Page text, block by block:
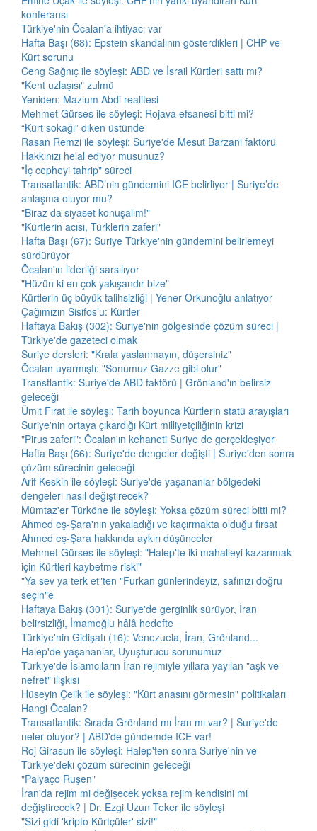
konferansı
Türkiye'nin Öcalan'a ihtiyacı var
Hafta Başı (68): Epstein skandalının gösterdikleri | CHP ve
Kürt sorunu
Ceng Sağnıç ile söyleşi: ABD ve İsrail Kürtleri sattı mı?
"Kent uzlaşısı" zulmü
Yeniden: Mazlum Abdi realitesi
Mehmet Gürses ile söyleşi: Rojava efsanesi bitti mi?
“Kürt sokağı” diken üstünde
Rasan Remzi ile söyleşi: Suriye'de Mesut Barzani faktörü
Hakkınızı helal ediyor musunuz?
"İç cepheyi tahrip" süreci
Transatlantik: ABD’nin gündemini ICE belirliyor | Suriye’de
anlaşma oluyor mu?
"Biraz da siyaset konuşalım!"
"Kürtlerin acısı, Türklerin zaferi"
Hafta Başı (67): Suriye Türkiye'nin gündemini belirlemeyi
sürdürüyor
Öcalan'ın liderliği sarsılıyor
"Hüzün ki en çok yakışandır bize"
Kürtlerin üç büyük talihsizliği | Yener Orkunoğlu anlatıyor
Çağımızın Sisifos’u: Kürtler
Haftaya Bakış (302): Suriye'nin gölgesinde çözüm süreci |
Türkiye'de gazeteci olmak
Suriye dersleri: "Krala yaslanmayın, düşersiniz"
Öcalan uyarmıştı: "Sonumuz Gazze gibi olur"
Transtlantik: Suriye'de ABD faktörü | Grönland'ın belirsiz
geleceği
Ümit Fırat ile söyleşi: Tarih boyunca Kürtlerin statü arayışları
Suriye'nin ortaya çıkardığı Kürt milliyetçiliğinin krizi
"Pirus zaferi": Öcalan'ın kehaneti Suriye de gerçekleşiyor
Hafta Başı (66): Suriye'de dengeler değişti | Suriye'den sonra
çözüm sürecinin geleceği
Arif Keskin ile söyleşi: Suriye'de yaşananlar bölgedeki
dengeleri nasıl değiştirecek?
Mümtaz'er Türköne ile söyleşi: Yoksa çözüm süreci bitti mi?
Ahmed eş-Şara'nın yakaladığı ve kaçırmakta olduğu fırsat
Ahmed eş-Şara hakkında aykırı düşünceler
Mehmet Gürses ile söyleşi: "Halep'te iki mahalleyi kazanmak
için Kürtleri kaybetme riski"
"Ya sev ya terk et"ten "Furkan günlerindeyiz, safınızı doğru
seçin"e
Haftaya Bakış (301): Suriye'de gerginlik sürüyor, İran
belirsizliği, İmamoğlu hâlâ hedefte
Türkiye'nin Gidişatı (16): Venezuela, İran, Grönland...
Halep'de yaşananlar, Uyuşturucu sorunumuz
Türkiye'de İslamcıların İran rejimiyle yıllara yayılan "aşk ve
nefret" ilişkisi
Hüseyin Çelik ile söyleşi: "Kürt anasını görmesin" politikaları
Hangi Öcalan?
Transatlantik: Sırada Grönland mı İran mı var? | Suriye'de
neler oluyor? | ABD'de gündemde ICE var!
Roj Girasun ile söyleşi: Halep'ten sonra Suriye'nin ve
Türkiye'deki çözüm sürecinin geleceği
"Palyaço Ruşen"
İran'da rejim mi değişecek yoksa rejim kendisini mi
değiştirecek? | Dr. Ezgi Uzun Teker ile söyleşi
"Sizi gidi 'kripto Kürtçüler' sizi!"